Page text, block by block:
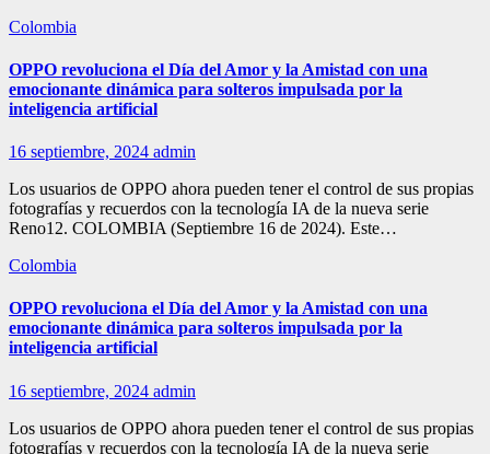
Colombia
OPPO revoluciona el Día del Amor y la Amistad con una
emocionante dinámica para solteros impulsada por la
inteligencia artificial
16 septiembre, 2024 admin
Los usuarios de OPPO ahora pueden tener el control de sus propias
fotografías y recuerdos con la tecnología IA de la nueva serie
Reno12. COLOMBIA (Septiembre 16 de 2024). Este…
Colombia
OPPO revoluciona el Día del Amor y la Amistad con una
emocionante dinámica para solteros impulsada por la
inteligencia artificial
16 septiembre, 2024 admin
Los usuarios de OPPO ahora pueden tener el control de sus propias
fotografías y recuerdos con la tecnología IA de la nueva serie